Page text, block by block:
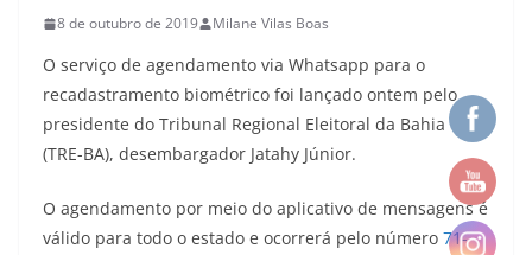
8 de outubro de 2019 Milane Vilas Boas
O serviço de agendamento via Whatsapp para o
recadastramento biométrico foi lançado ontem pelo
presidente do Tribunal Regional Eleitoral da Bahia
(TRE-BA), desembargador Jatahy Júnior.
O agendamento por meio do aplicativo de mensagens é
válido para todo o estado e ocorrerá pelo número 71-